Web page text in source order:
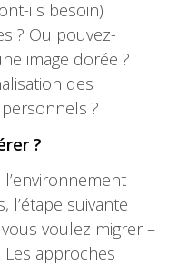
ils besoin)
? Ou pouvez-
image dorée ?
des
?
?
l’étape suivante
voulez migrer –
approches